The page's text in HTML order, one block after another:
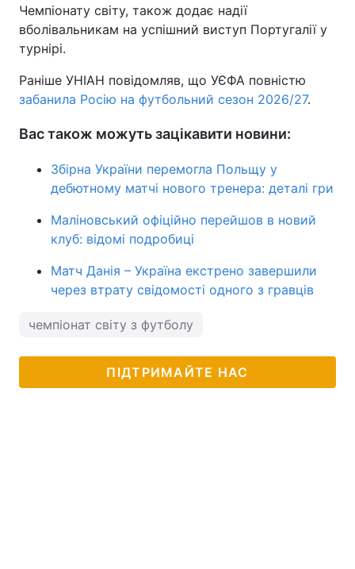
Чемпіонату світу, також додає надії
вболівальникам на успішний виступ Португалії у
турнірі.
Раніше УНІАН повідомляв, що УЄФА повністю
забанила Росію на футбольний сезон 2026/27.
Вас також можуть зацікавити новини:
Збірна України перемогла Польщу у
дебютному матчі нового тренера: деталі гри
Маліновський офіційно перейшов в новий
клуб: відомі подробиці
Матч Данія – Україна екстрено завершили
через втрату свідомості одного з гравців
чемпіонат світу з футболу
ПІДТРИМАЙТЕ НАС